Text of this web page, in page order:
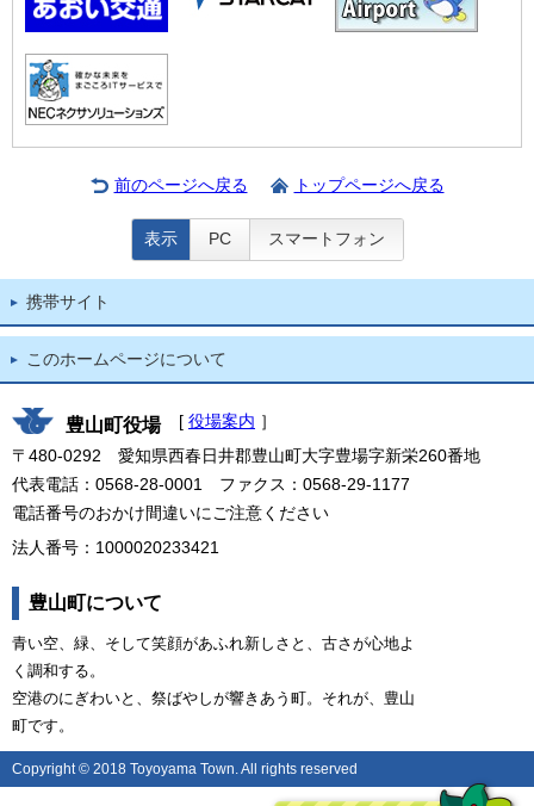
前のページへ戻る トップページへ戻る
表示 PC スマートフォン
携帯サイト
このホームページについて
豊山町役場 [ 役場案内 ］
〒480-0292 愛知県西春日井郡豊山町大字豊場字新栄260番地
代表電話：0568-28-0001 ファクス：0568-29-1177
電話番号のおかけ間違いにご注意ください
法人番号：1000020233421
豊山町について
青い空、緑、そして笑顔があふれ新しさと、古さが心地よ
く調和する。
空港のにぎわいと、祭ばやしが響きあう町。それが、豊山
町です。
Copyright © 2018 Toyoyama Town. All rights reserved